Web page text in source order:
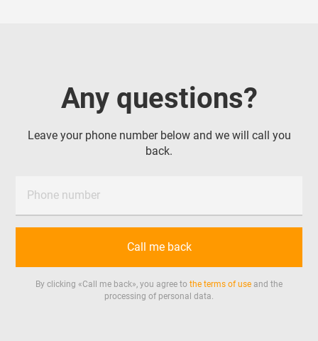
Any questions?
Leave your phone number below and we will call you
back.
Phone number
Call me back
By clicking «Call me back», you agree to the terms of use and the
processing of personal data.